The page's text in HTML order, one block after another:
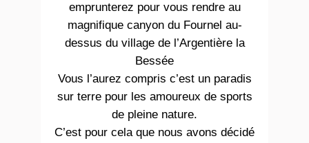
emprunterez pour vous rendre au
magnifique canyon du Fournel au-
dessus du village de l’Argentière la
Bessée
Vous l’aurez compris c’est un paradis
sur terre pour les amoureux de sports
de pleine nature.
C’est pour cela que nous avons décidé